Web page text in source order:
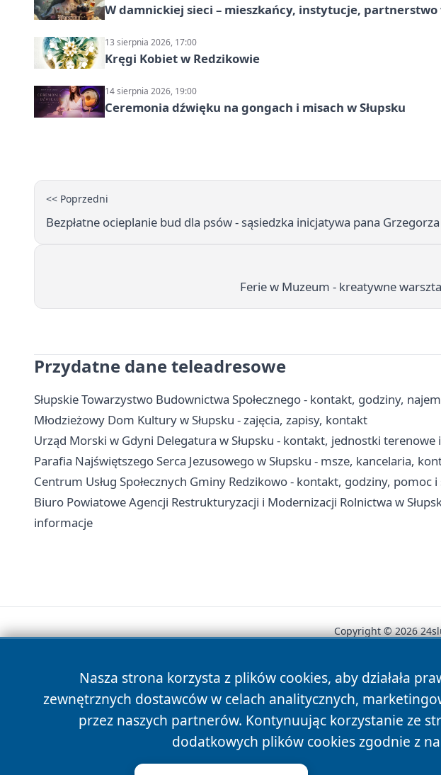
W damnickiej sieci – mieszkańcy, instytucje,
13 sierpnia 2026, 17:00
Kręgi Kobiet w Redzikowie
14 sierpnia 2026, 19:00
Ceremonia dźwięku na gongach i misach w Słupsku
<< Poprzedni
Bezpłatne ocieplanie bud dla psów - sąsiedzka inicjatywa pana Grzegorza
Ferie w Muzeum - kreatywne
Przydatne dane teleadresowe
Słupskie Towarzystwo Budownictwa Społecznego - kontakt, godziny,
Młodzieżowy Dom Kultury w Słupsku - zajęcia, zapisy, kontakt
Urząd Morski w Gdyni Delegatura w Słupsku - kontakt, jednostki
Parafia Najświętszego Serca Jezusowego w Słupsku - msze, kancelaria,
Centrum Usług Społecznych Gminy Redzikowo - kontakt, godziny, pomoc i
Biuro Powiatowe Agencji Restrukturyzacji i Modernizacji Rolnictwa w
informacje
Nasza strona korzysta z plików cookies, aby działała
zewnętrznych dostawców w celach analitycznych,
przez naszych partnerów. Kontynuując korzystanie ze
dodatkowych plików cookies zgodnie z
Copyright © 2026
News Autorzy